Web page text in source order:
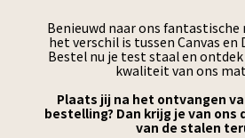
Benieuwd naar ons fantastische
het verschil is tussen Canvas en
Bestel nu je test staal en
kwaliteit van ons
Plaats jij na het ontvangen
bestelling? Dan krijg je van ons
van de stalen